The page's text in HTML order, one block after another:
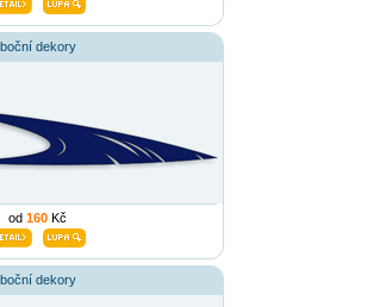
boční dekory
od 160 Kč
boční dekory